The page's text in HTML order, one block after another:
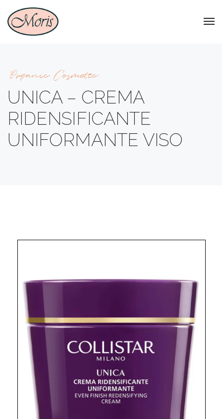
Organic Cosmetic
UNICA – CREMA
RIDENSIFICANTE
UNIFORMANTE VISO